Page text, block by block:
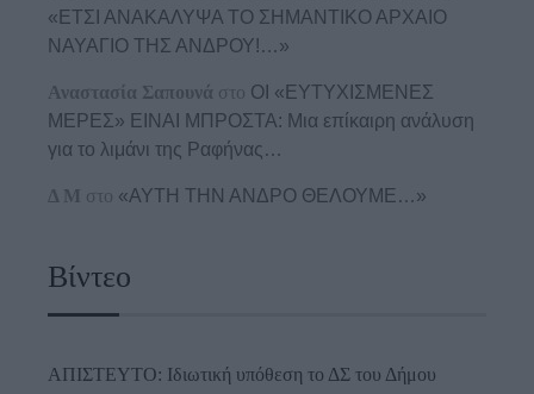
«ΕΤΣΙ ΑΝΑΚΑΛΥΨΑ ΤΟ ΣΗΜΑΝΤΙΚΟ ΑΡΧΑΙΟ
ΝΑΥΑΓΙΟ ΤΗΣ ΑΝΔΡΟΥ!…»
Αναστασία Σαπουνά στο ΟΙ «ΕΥΤΥΧΙΣΜΕΝΕΣ
ΜΕΡΕΣ» ΕΙΝΑΙ ΜΠΡΟΣΤΑ: Μια επίκαιρη ανάλυση
για το λιμάνι της Ραφήνας…
Δ Μ στο «ΑΥΤΗ ΤΗΝ ΑΝΔΡΟ ΘΕΛΟΥΜΕ…»
Βίντεο
ΑΠΙΣΤΕΥΤΟ: Ιδιωτική υπόθεση το ΔΣ του Δήμου